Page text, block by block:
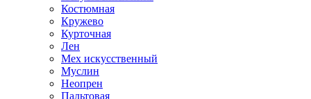
Костюмная
Кружево
Курточная
Лен
Мех искусственный
Муслин
Неопрен
Пальтовая